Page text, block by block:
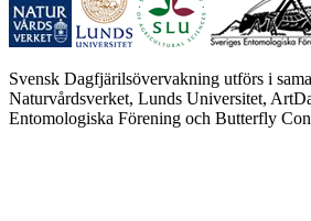
Svensk Dagfjärilsövervakning utförs i
Naturvårdsverket, Lunds Universitet,
Entomologiska Förening och Butterfly